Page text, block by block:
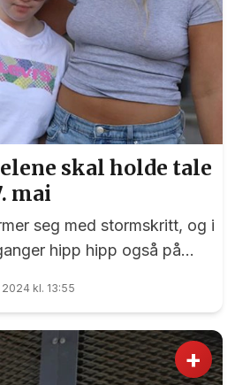
skal holde tale
mai
seg med stormskritt, og i
hipp hipp også på
skal opp på scena og
Selene og Angelika
Norge. Selene og Angelika
i alle aldre på TikTok, et
2024 kl. 13:55
+